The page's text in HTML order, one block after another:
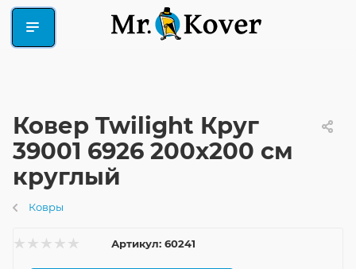
Ковер Twilight Круг
39001 6926 200x200 см
круглый
Ковры
Артикул: 60241